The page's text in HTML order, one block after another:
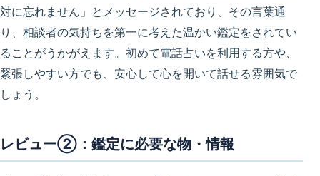
対に忘れません」とメッセージされており、その言葉通
り、 相談者の気持ちを第一に考えた温かい鑑定をされてい
ることがうかがえます。初めて電話占いを利用する方や、
緊張しやすい方でも、安心して心を開いて話せる雰囲気で
しょう。
レビュー②：鑑定に必要な物・情報